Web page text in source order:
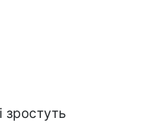
зростуть